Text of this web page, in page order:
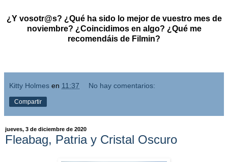
¿Y vosotr@s? ¿Qué ha sido lo mejor de vuestro mes de
noviembre? ¿Coincidimos en algo? ¿Qué me
recomendáis de Filmin?
Kitty Holmes en 11:37 No hay comentarios:
Compartir
jueves, 3 de diciembre de 2020
Fleabag, Patria y Cristal Oscuro